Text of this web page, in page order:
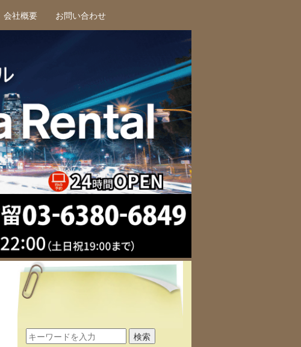
会社概要 お問い合わせ
検索